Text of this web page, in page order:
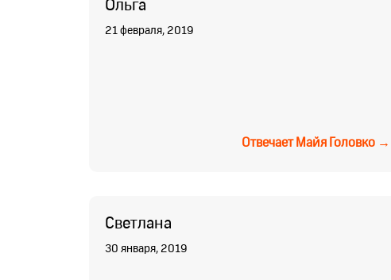
Ольга
21 февраля, 2019
Отвечает Майя Головко→
Светлана
30 января, 2019